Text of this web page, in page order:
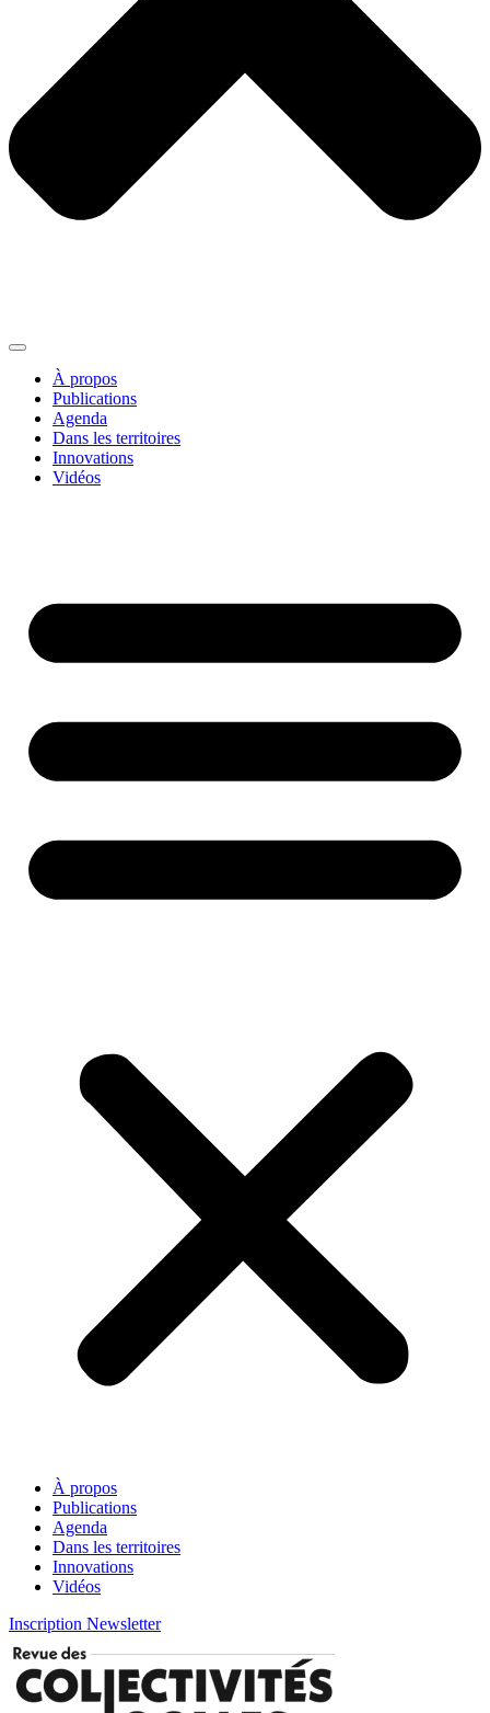
À propos
Publications
Agenda
Dans les territoires
Innovations
Vidéos
À propos
Publications
Agenda
Dans les territoires
Innovations
Vidéos
Inscription Newsletter